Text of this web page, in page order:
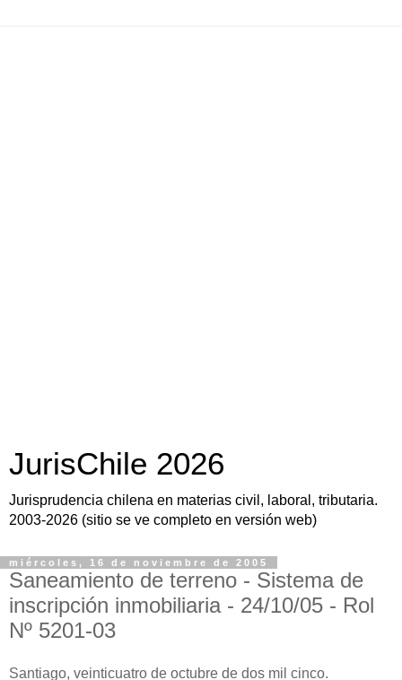
JurisChile 2026
Jurisprudencia chilena en materias civil, laboral, tributaria.
2003-2026 (sitio se ve completo en versión web)
miércoles, 16 de noviembre de 2005
Saneamiento de terreno - Sistema de
inscripción inmobiliaria - 24/10/05 - Rol
Nº 5201-03
Santiago, veinticuatro de octubre de dos mil cinco.